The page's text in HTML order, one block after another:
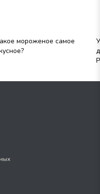
мороженое самое